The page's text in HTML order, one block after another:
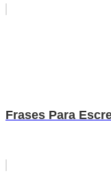
Frases Para